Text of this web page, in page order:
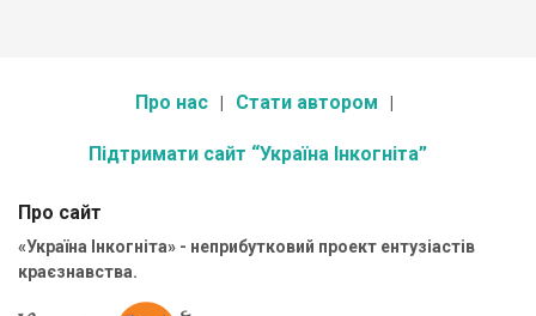
Про нас Стати автором
Підтримати сайт “Україна Інкогніта”
Про сайт
«Україна Інкогніта» - неприбутковий проект ентузіастів
краєзнавства.